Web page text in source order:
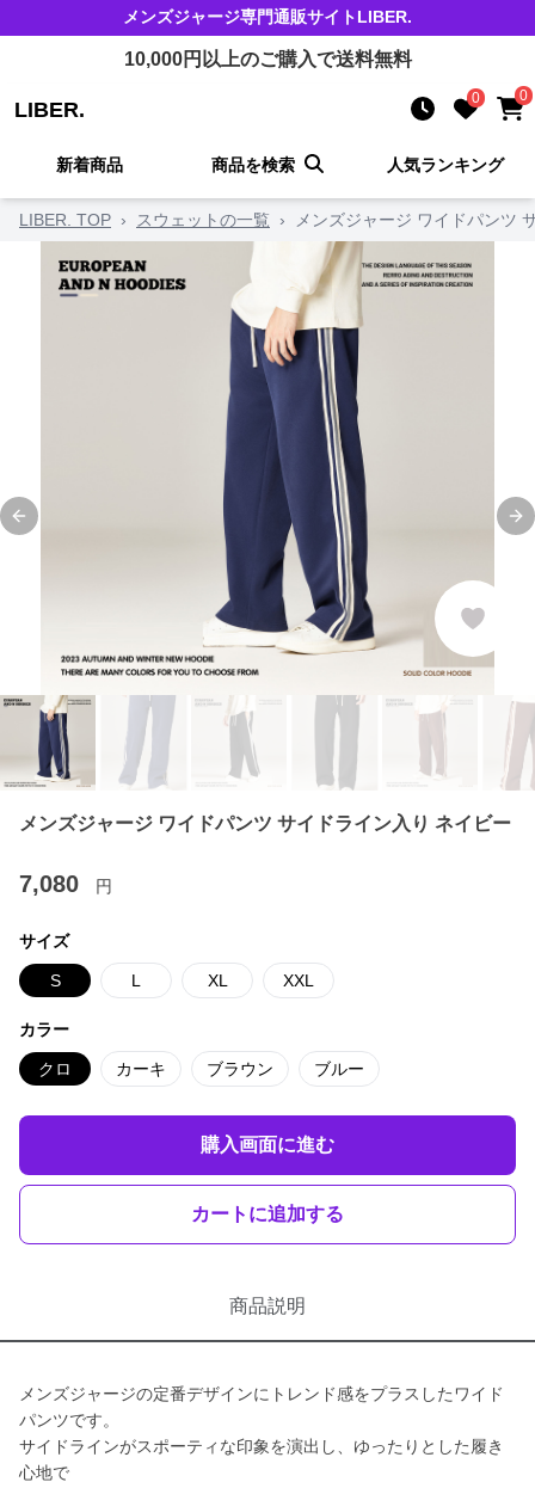
メンズジャージ専門通販サイトLIBER.
10,000円以上のご購入で送料無料
LIBER. 0 0
新着商品 商品を検索 人気ランキング
LIBER. TOP › スウェットの一覧 › メンズジャージ ワイドパンツ
Previous slide
メンズジャージ ワイドパンツ サイドライン入り ネイビー
7,080 円
サイズ
S L XL XXL
カラー
クロ カーキ ブラウン ブルー
購入画面に進む
カートに追加する
商品説明
メンズジャージの定番デザインにトレンド感をプラスしたワイド
パンツです。
サイドラインがスポーティな印象を演出し、ゆったりとした履き
心地で